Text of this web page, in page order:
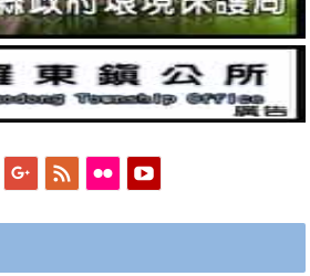
FacebookGoogleplus
Feed Flickr